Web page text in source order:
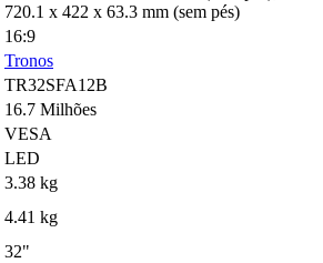
720.1 x 422 x 63.3 mm (sem pés)
16:9
Tronos
TR32SFA12B
16.7 Milhões
VESA
LED
3.38 kg
4.41 kg
32"